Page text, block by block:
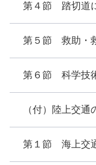
第４節 踏切道
第５節 救助・
第６節 科学技
（付）陸上交
第１節 海上交